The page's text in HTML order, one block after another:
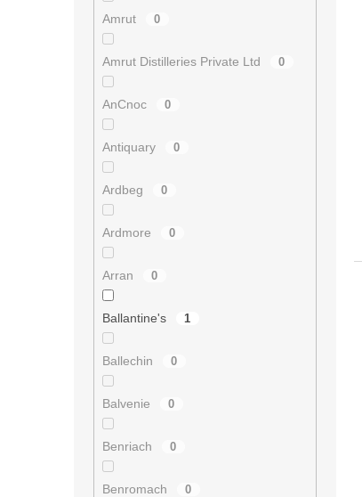
Amrut 0
Amrut Distilleries Private Ltd 0
AnCnoc 0
Antiquary 0
Ardbeg 0
Ardmore 0
Arran 0
Ballantine's 1
Ballechin 0
Balvenie 0
Benriach 0
Benromach 0